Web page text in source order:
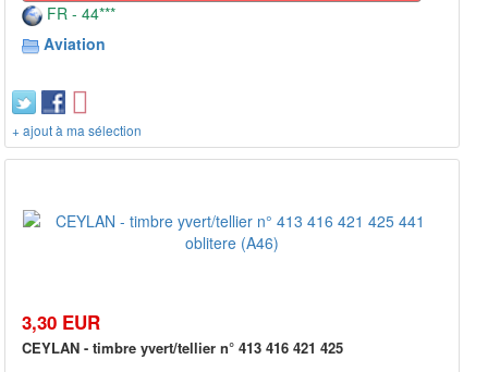
FR - 44***
Aviation
+ ajout à ma sélection
3,30 EUR
CEYLAN - timbre yvert/tellier n° 413 416 421 425